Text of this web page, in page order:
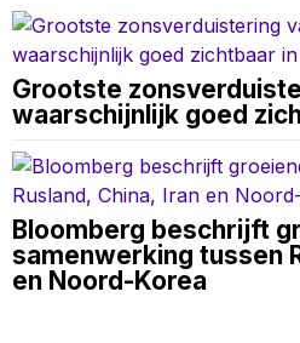
Grootste
waarschijnlijk goed
Bloomberg beschrijft
samenwerking tussen
en Noord-Korea